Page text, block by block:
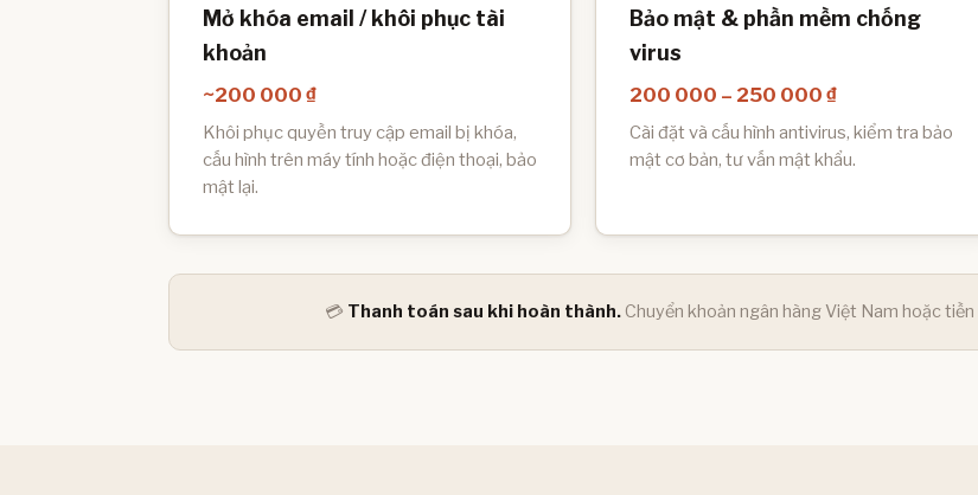
Mở khóa email / khôi phục tài
khoản
~200 000 ₫
Khôi phục quyền truy cập email bị khóa,
cấu hình trên máy tính hoặc điện thoại, bảo
mật lại.
Bảo mật & phần mềm chống
virus
200 000 – 250 000 ₫
Cài đặt và cấu hình antivirus, kiểm tra bảo
mật cơ bản, tư vấn mật khẩu.
💳 Thanh toán sau khi hoàn thành.Chuyển khoản ngân hàng Việt Nam hoặc